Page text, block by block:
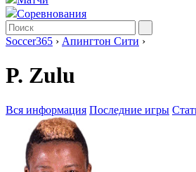
Соревнования
Soccer365 › Апингтон Сити ›
P. Zulu
Вся информация Последние игры